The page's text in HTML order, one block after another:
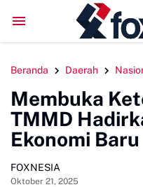
DPRD Sinjai
Beranda Daerah
Membuka
TMMD
Ekonomi Baru
FOXNESIA
Oktober 21, 2025